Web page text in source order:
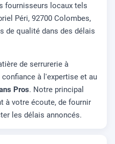
fournisseurs locaux tels
Péri, 92700 Colombes,
de qualité dans des délais
de serrurerie à
confiance à l'expertise et au
Pros. Notre principal
à votre écoute, de fournir
les délais annoncés.